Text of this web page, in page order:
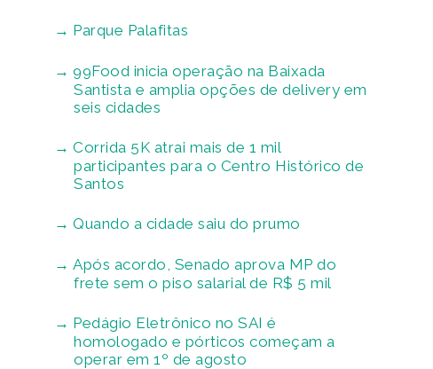
Parque Palafitas
99Food inicia operação na Baixada
Santista e amplia opções de delivery em
seis cidades
Corrida 5K atrai mais de 1 mil
participantes para o Centro Histórico de
Santos
Quando a cidade saiu do prumo
Após acordo, Senado aprova MP do
frete sem o piso salarial de R$ 5 mil
Pedágio Eletrônico no SAI é
homologado e pórticos começam a
operar em 1º de agosto